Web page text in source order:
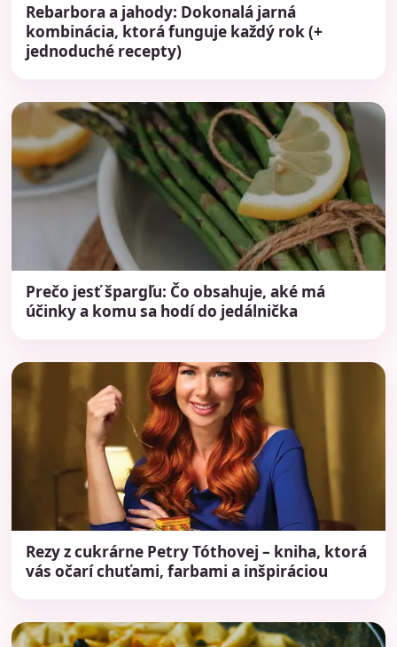
Rebarbora a jahody: Dokonalá jarná
kombinácia, ktorá funguje každý rok (+
jednoduché recepty)
Prečo jesť špargľu: Čo obsahuje, aké má
účinky a komu sa hodí do jedálnička
Rezy z cukrárne Petry Tóthovej – kniha, ktorá
vás očarí chuťami, farbami a inšpiráciou